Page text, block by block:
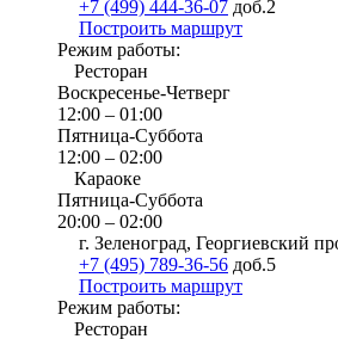
+7 (499) 444-36-07 доб.2
Построить маршрут
Режим работы:
Ресторан
Воскресенье-Четверг
12:00 – 01:00
Пятница-Суббота
12:00 – 02:00
Караоке
Пятница-Суббота
20:00 – 02:00
г. Зеленоград, Георгиевский
+7 (495) 789-36-56 доб.5
Построить маршрут
Режим работы:
Ресторан